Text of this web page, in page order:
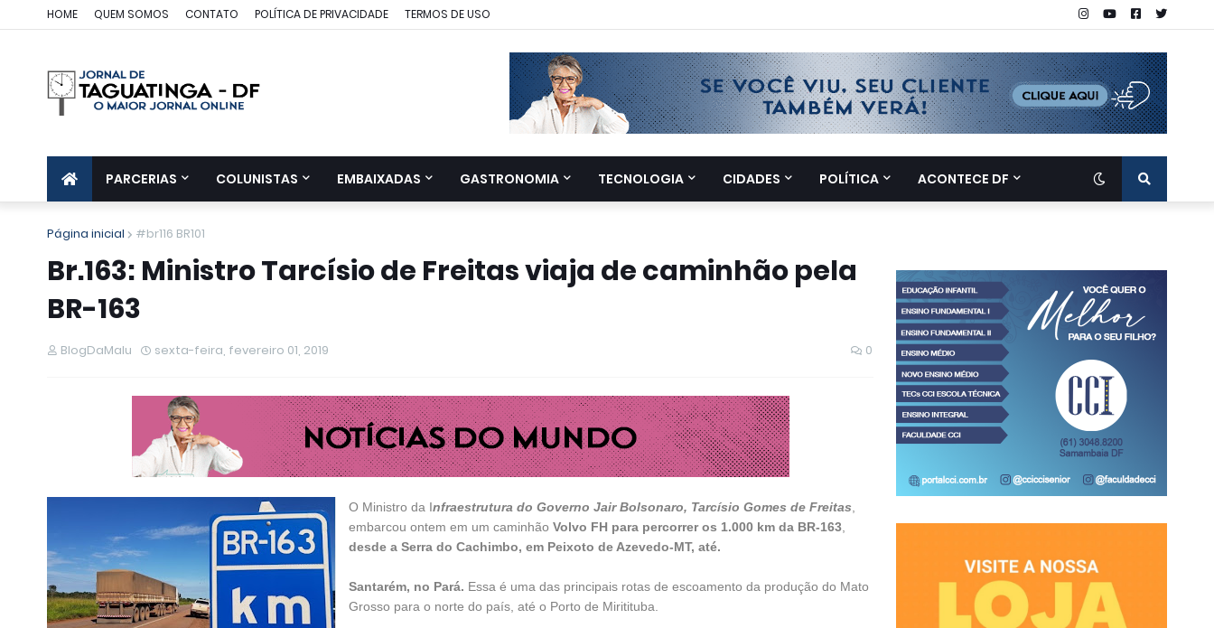
HOME QUEM SOMOS CONTATO POLÍTICA DE PRIVACIDADE TERMOS DE USO
PARCERIAS COLUNISTAS EMBAIXADAS GASTRONOMIA TECNOLOGIA CIDADES POLÍTICA ACONTECE DF
Página inicial #br116 BR101
Br.163: Ministro Tarcísio de Freitas viaja de caminhão pela
BR-163
BlogDaMalu sexta-feira, fevereiro 01, 2019 0
O Ministro da Infraestrutura do Governo Jair Bolsonaro, Tarcísio Gomes de Freitas
embarcou ontem em um caminhão Volvo FH para percorrer os 1.000 km da BR-163
desde a Serra do Cachimbo, em Peixoto de Azevedo-MT, até.
Santarém, no Pará. Essa é uma das principais rotas de escoamento da produção do Mato
Grosso para o norte do país, até o Porto de Miritituba.